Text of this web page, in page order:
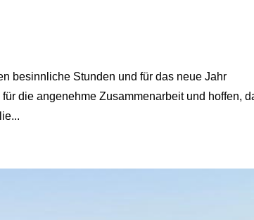
besinnliche Stunden und für das neue Jahr
die angenehme Zusammenarbeit und hoffen,